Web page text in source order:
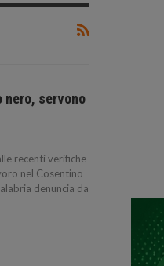
nero, servono
recenti verifiche
nel Cosentino
denuncia da